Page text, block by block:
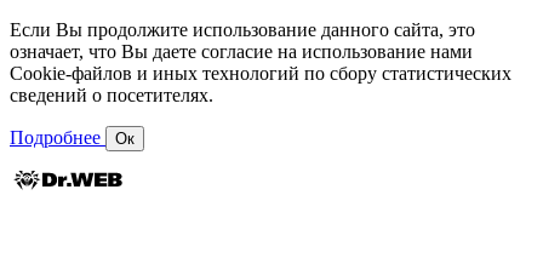
Если Вы продолжите использование данного сайта, это
означает, что Вы даете согласие на использование нами
Cookie-файлов и иных технологий по сбору статистических
сведений о посетителях.
Подробнее Ок